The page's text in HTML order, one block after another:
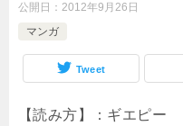
公開日： 2012年9月26日
マンガ
Tweet
【読み方】：ギエピー